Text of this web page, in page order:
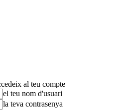
al teu compte
el teu nom d'usuari
la teva contrasenya